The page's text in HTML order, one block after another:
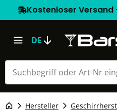
Kostenloser
DE
Hersteller